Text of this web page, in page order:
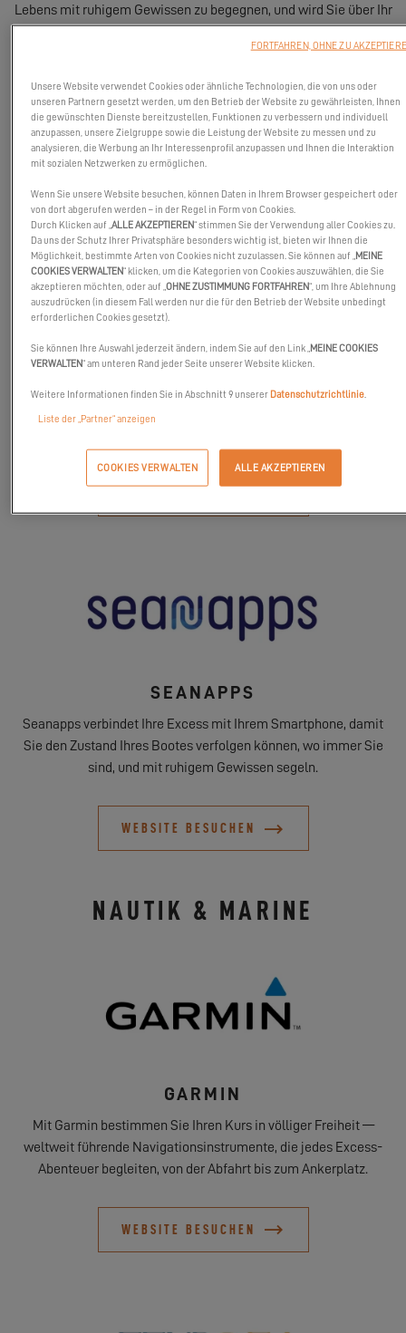
Lebens mit ruhigem Gewissen zu begegnen, und wird Sie über Ihr
WEBSITE BESUCHEN
SERVICES
EXCESS SHARE
Excess Share by Wiziboat definiert das Segeln neu: Genießen Sie
SEANAPPS
Seanapps verbindet Ihre Excess mit Ihrem Smartphone, damit
Sie den Zustand Ihres Bootes verfolgen können, wo immer Sie
sind, und mit ruhigem Gewissen segeln.
WEBSITE BESUCHEN
NAUTIK & MARINE
GARMIN
Mit Garmin bestimmen Sie Ihren Kurs in völliger Freiheit —
weltweit führende Navigationsinstrumente, die jedes Excess-
Abenteuer begleiten, von der Abfahrt bis zum Ankerplatz.
WEBSITE BESUCHEN
Unsere Website verwendet Cookies oder ähnliche Technologien, die von uns oder
unseren Partnern gesetzt werden, um den Betrieb der Website zu gewährleisten, Ihnen
die gewünschten Dienste bereitzustellen, Funktionen zu verbessern und individuell
anzupassen, unsere Zielgruppe sowie die Leistung der Website zu messen und zu
analysieren, die Werbung an Ihr Interessenprofil anzupassen und Ihnen die Interaktion
mit sozialen Netzwerken zu ermöglichen.
Wenn Sie unsere Website besuchen, können Daten in Ihrem Browser gespeichert oder
von dort abgerufen werden – in der Regel in Form von Cookies.
Durch Klicken auf „ALLE AKZEPTIEREN“ stimmen Sie der Verwendung aller Cookies zu.
Da uns der Schutz Ihrer Privatsphäre besonders wichtig ist, bieten wir Ihnen die
Möglichkeit, bestimmte Arten von Cookies nicht zuzulassen. Sie können auf „ MEINE
COOKIES VERWALTEN“ klicken, um die Kategorien von Cookies auszuwählen, die Sie
akzeptieren möchten, oder auf „OHNE ZUSTIMMUNG FORTFAHREN“, um Ihre Ablehnung
auszudrücken (in diesem Fall werden nur die für den Betrieb der Website unbedingt
erforderlichen Cookies gesetzt).
Sie können Ihre Auswahl jederzeit ändern, indem Sie auf den Link „ MEINE COOKIES
VERWALTEN“ am unteren Rand jeder Seite unserer Website klicken.
Weitere Informationen finden Sie in Abschnitt 9 unserer Datenschutzrichtlinie
Liste der „Partner“ anzeigen
COOKIES VERWALTEN ALLE AKZEPTIEREN
FORTFAHREN, OHNE ZU